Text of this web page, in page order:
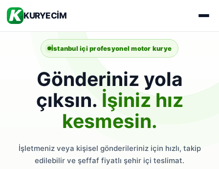
KURYECİM
İstanbul içi profesyonel motor kurye
Gönderiniz yola
çıksın. İşiniz hız
kesmesin.
İşletmeniz veya kişisel gönderileriniz için hızlı, takip
edilebilir ve şeffaf fiyatlı şehir içi teslimat.